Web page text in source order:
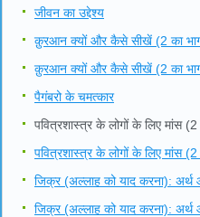
जीवन का उद्देश्य
क़ुरआन क्यों और कैसे सीखें (2 का
क़ुरआन क्यों और कैसे सीखें (2 का
पैगंबरो के चमत्कार
पवित्रशास्त्र के लोगों के लिए मांस
पवित्रशास्त्र के लोगों के लिए मांस
जिक्र (अल्लाह को याद करना): अर्थ
जिक्र (अल्लाह को याद करना): अर्थ